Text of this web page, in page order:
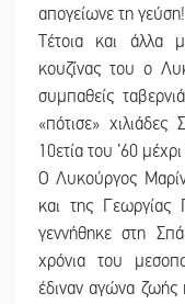
απογείωνε τη γεύση!
Τέτοια και άλλα
κουζίνας του ο
συμπαθείς
«πότισε»
10ετία του ’60
Ο Λυκούργος
και της Γεωργίας
γεννήθηκε στη
χρόνια του
έδιναν αγώνα ζωής